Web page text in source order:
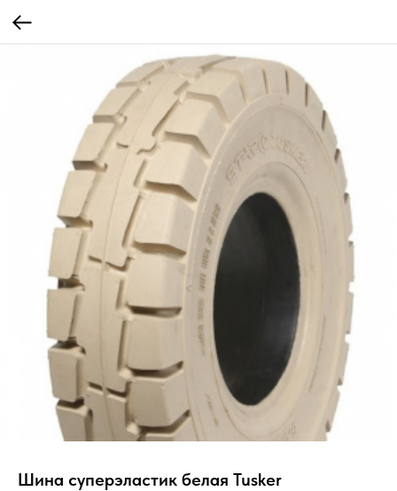
Шина суперэластик белая Tusker